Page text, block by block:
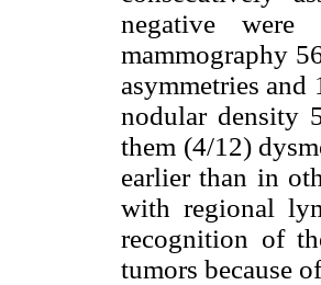
negative
mammography
asymmetries
nodular density
them (4/12)
earlier than in
with regional
recognition of
tumors because